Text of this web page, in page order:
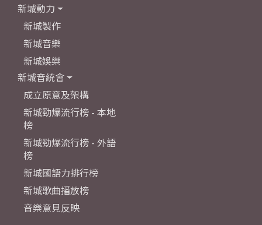
新城動力
新城製作
新城音樂
新城娛樂
新城音統會
成立原意及架構
新城勁爆流行榜 - 本地
榜
新城勁爆流行榜 - 外語
榜
新城國語力排行榜
新城歌曲播放榜
音樂意見反映